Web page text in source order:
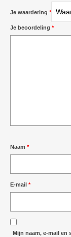
Je waardering *
Je beoordeling *
Naam *
E-mail *
Mijn naam, e-mail en